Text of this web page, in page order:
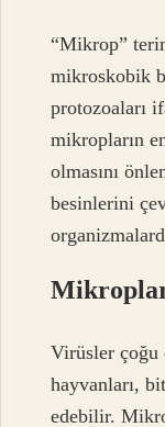
“Mikrop”
mikroskobik
protozoaları
mikropların
olmasını
besinlerini
Virüsler çoğu
hayvanları,
edebilir.